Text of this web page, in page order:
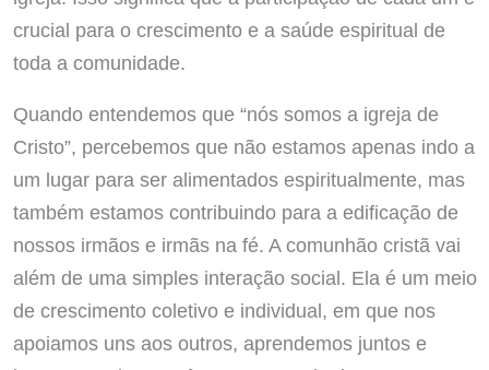
crucial para o crescimento e a saúde espiritual de
toda a comunidade.
Quando entendemos que “nós somos a igreja de
Cristo”, percebemos que não estamos apenas indo a
um lugar para ser alimentados espiritualmente, mas
também estamos contribuindo para a edificação de
nossos irmãos e irmãs na fé. A comunhão cristã vai
além de uma simples interação social. Ela é um meio
de crescimento coletivo e individual, em que nos
apoiamos uns aos outros, aprendemos juntos e